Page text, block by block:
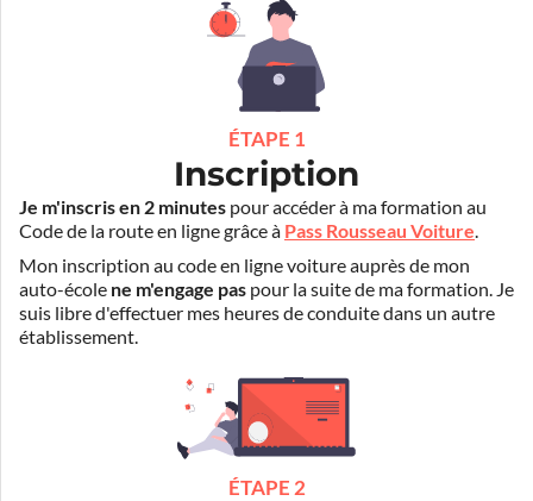
ÉTAPE 1
Inscription
Je m'inscris en 2 minutes pour accéder à ma formation au
Code de la route en ligne grâce à Pass Rousseau Voiture.
Mon inscription au code en ligne voiture auprès de mon
auto-école ne m'engage pas pour la suite de ma formation. Je
suis libre d'effectuer mes heures de conduite dans un autre
établissement.
ÉTAPE 2